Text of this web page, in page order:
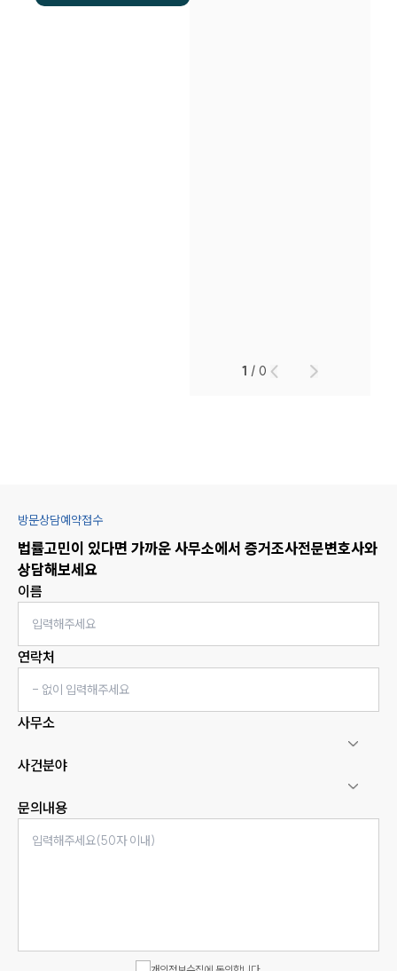
1 /0
방문상담예약접수
법률고민이 있다면 가까운 사무소에서 증거조사전문변호사와
상담해보세요
이름
연락처
사무소
사건분야
문의내용